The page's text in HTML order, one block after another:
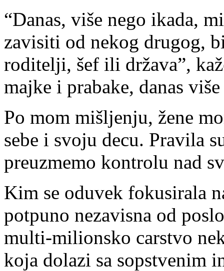
“Danas, više nego ikada,
zavisiti od nekog drugog,
roditelji, šef ili država”,
majke i prabake, danas
Po mom mišljenju, žene
sebe i svoju decu. Pravila
preuzmemo kontrolu nad
Kim se oduvek fokusirala
potpuno nezavisna od
multi-milionsko carstvo
koja dolazi sa sopstvenim